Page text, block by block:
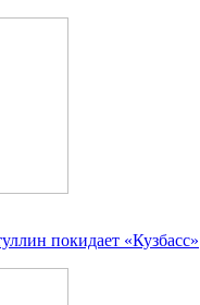
покидает «Кузбасс»